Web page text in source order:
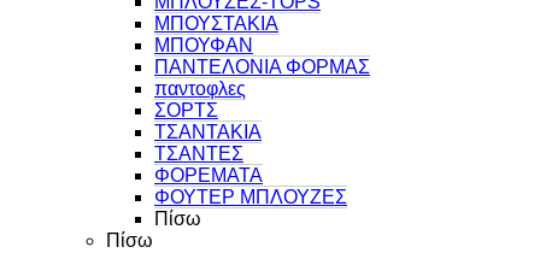
ΜΠΟΥΣΤΑΚΙΑ
ΜΠΟΥΦΑΝ
ΠΑΝΤΕΛΟΝΙΑ ΦΟΡΜΑΣ
παντοφλες
ΣΟΡΤΣ
ΤΣΑΝΤΑΚΙΑ
ΤΣΑΝΤΕΣ
ΦΟΡΕΜΑΤΑ
ΦΟΥΤΕΡ ΜΠΛΟΥΖΕΣ
Πίσω
Πίσω